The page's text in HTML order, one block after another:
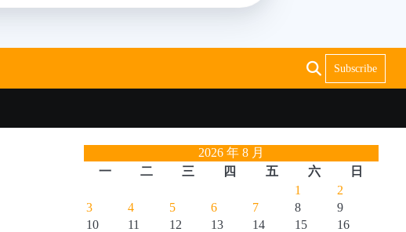
Subscribe
2026 年 8 月
一
二 三 四 五 六
日
1
2
3
4 5 6 7 8
9
10
11 12 13 14 15
16